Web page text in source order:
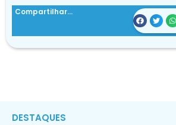
Compartilhar...
DESTAQUES